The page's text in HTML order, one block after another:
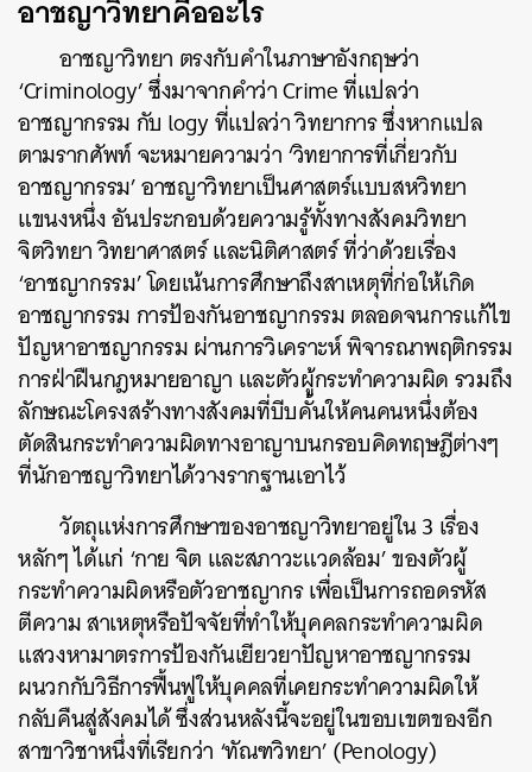
อาชญาวิทยาคืออะไร
อาชญาวิทยา ตรงกับคำในภาษาอังกฤษว่า
‘Criminology’ ซึ่งมาจากคำว่า Crime ที่แปลว่า
อาชญากรรม กับ logy ที่แปลว่า วิทยาการ ซึ่งหากแปล
ตามรากศัพท์ จะหมายความว่า ‘วิทยาการที่เกี่ยวกับ
อาชญากรรม’ อาชญาวิทยาเป็นศาสตร์แบบสหวิทยา
แขนงหนึ่ง อันประกอบด้วยความรู้ทั้งทางสังคมวิทยา
จิตวิทยา วิทยาศาสตร์ และนิติศาสตร์ ที่ว่าด้วยเรื่อง
‘อาชญากรรม’ โดยเน้นการศึกษาถึงสาเหตุที่ก่อให้เกิด
อาชญากรรม การป้องกันอาชญากรรม ตลอดจนการแก้ไข
ปัญหาอาชญากรรม ผ่านการวิเคราะห์ พิจารณาพฤติกรรม
การฝ่าฝืนกฎหมายอาญา และตัวผู้กระทำความผิด รวมถึง
ลักษณะโครงสร้างทางสังคมที่บีบคั้นให้คนคนหนึ่งต้อง
ตัดสินกระทำความผิดทางอาญาบนกรอบคิดทฤษฎีต่างๆ
ที่นักอาชญาวิทยาได้วางรากฐานเอาไว้
วัตถุแห่งการศึกษาของอาชญาวิทยาอยู่ใน 3 เรื่อง
หลักๆ ได้แก่ ‘กาย จิต และสภาวะแวดล้อม’ ของตัวผู้
กระทำความผิดหรือตัวอาชญากร เพื่อเป็นการถอดรหัส
ตีความ สาเหตุหรือปัจจัยที่ทำให้บุคคลกระทำความผิด
แสวงหามาตรการป้องกันเยียวยาปัญหาอาชญากรรม
ผนวกกับวิธีการฟื้นฟูให้บุคคลที่เคยกระทำความผิดให้
กลับคืนสู่สังคมได้ ซึ่งส่วนหลังนี้จะอยู่ในขอบเขตของอีก
สาขาวิชาหนึ่งที่เรียกว่า ‘ทัณฑวิทยา’ (Penology)